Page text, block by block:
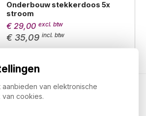
Onderbouw stekkerdoos 5x
stroom
€ 29,00
€ 35,09
aanbieden van elektronische
cookies.